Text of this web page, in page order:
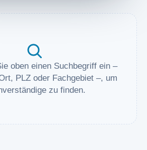
oben einen Suchbegriff ein –
PLZ oder Fachgebiet –, um
zu finden.